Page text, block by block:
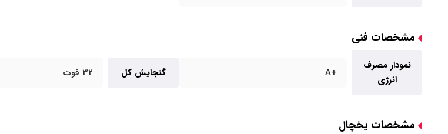
مشخصات فنی
نمودار مصرف
انرژی
+A گنجایش کل 32 فوت
مشخصات یخچال